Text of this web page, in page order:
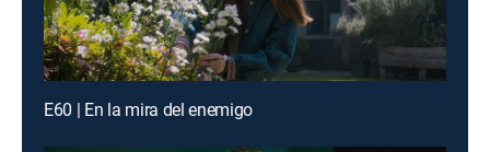
E60 | En la mira del enemigo